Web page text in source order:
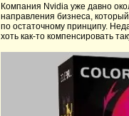
Компания Nvidia уже давно
направления бизнеса,
по остаточному принципу.
хоть как-то компенсировать